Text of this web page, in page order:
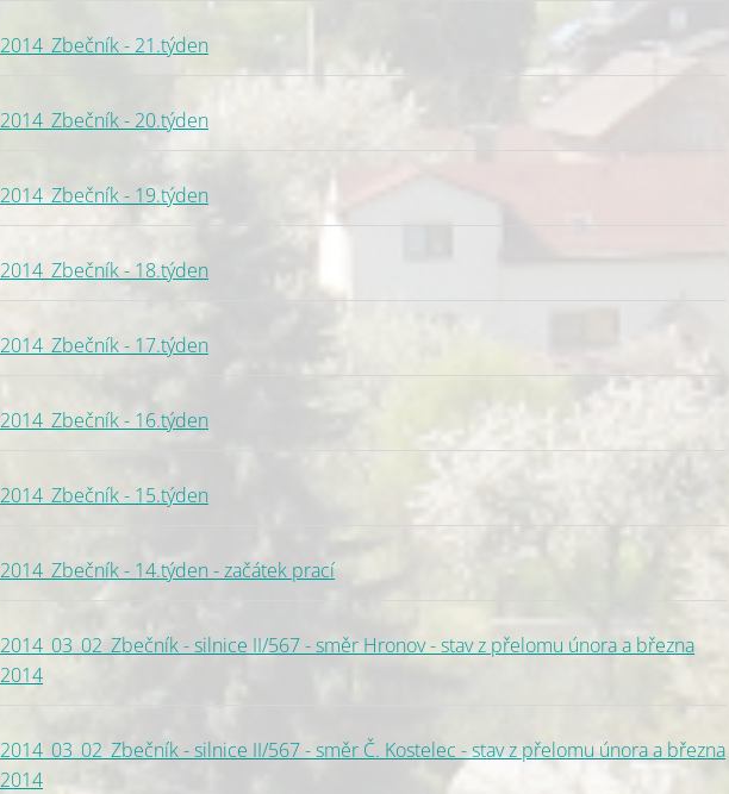
2014_Zbečník - 21.týden
2014_Zbečník - 20.týden
2014_Zbečník - 19.týden
2014_Zbečník - 18.týden
2014_Zbečník - 17.týden
2014_Zbečník - 16.týden
2014_Zbečník - 15.týden
2014_Zbečník - 14.týden - začátek prací
2014_03_02_Zbečník - silnice II/567 - směr Hronov - stav z přelomu února a března
2014
2014_03_02_Zbečník - silnice II/567 - směr Č. Kostelec - stav z přelomu února a března
2014